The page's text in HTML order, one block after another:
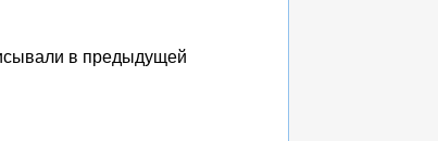
в предыдущей